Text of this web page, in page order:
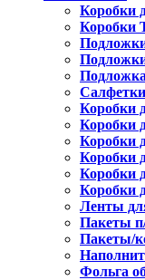
Коробки
Коробки
Коробки
Коробки
Коробки
Коробки
Коробки
Коробки
Ленты
Пакеты п/
Пакеты/
Фольга